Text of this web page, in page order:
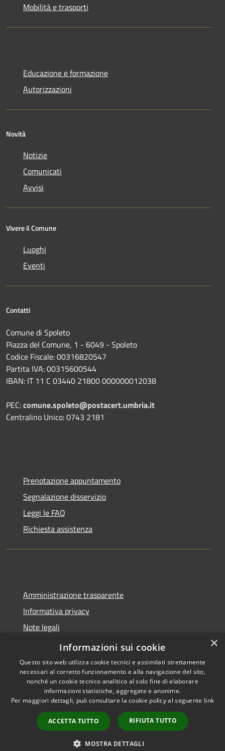
Mobilità e trasporti
Educazione e formazione
Autorizzazioni
Novità
Notizie
Comunicati
Avvisi
Vivere il Comune
Luoghi
Eventi
Contatti
Comune di Spoleto
Piazza del Comune, 1 - 6049 - Spoleto
Codice Fiscale: 00316820547
Partita IVA: 00315600544
IBAN: IT 11 C 03440 21800 000000012038
PEC:comune.spoleto@postacert.umbria.it
Centralino Unico: 0743 2181
Prenotazione appuntamento
Segnalazione disservizio
Leggi le FAQ
Richiesta assistenza
Amministrazione trasparente
Informativa privacy
Note legali
Dichiarazione di accessibilità
Accessibilità
Copyright © 2026 • Comune di
Spoleto • Powered by
Municipium•
Accesso
redazione
×
Informazioni sui cookie
Questo sito web utilizza cookie tecnici e assimilati strettamente
necessari al corretto funzionamento e alla navigazione del sito,
nonché un cookie tecnico analitico al solo fine di elaborare
informazioni statistiche, aggregate e anonime.
Per maggiori dettagli, può consultare la cookie policy al seguente link
ACCETTA TUTTO RIFIUTA TUTTO
MOSTRA DETTAGLI